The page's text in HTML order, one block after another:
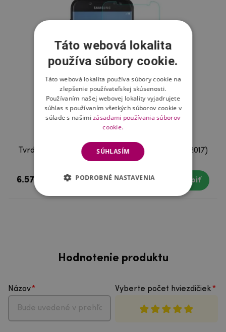
Tvrdené sklo na displej na Samsung Galaxy J5 (2017)
6.57 € Skladom Kúpiť
Hodnotenie produktu
Názov Vyberte počet hviezdičiek
Táto webová lokalita
používa súbory cookie.
Táto webová lokalita používa súbory cookie na
zlepšenie používateľskej skúsenosti.
Používaním našej webovej lokality vyjadrujete
súhlas s používaním všetkých súborov cookie v
súlade s našimizásadami používania súborov
cookie.
SÚHLASÍM
PODROBNÉ NASTAVENIA